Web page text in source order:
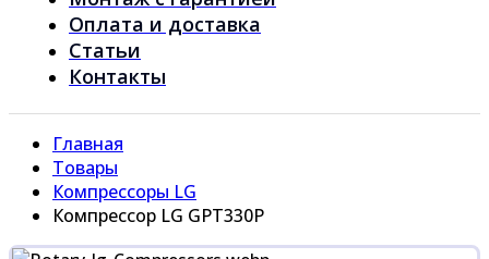
Оплата и доставка
Статьи
Контакты
Главная
Товары
Компрессоры LG
Компрессор LG GPT330P